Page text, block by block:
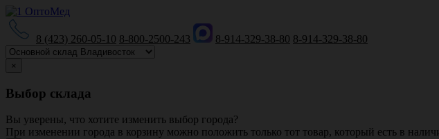
8 (423) 260-05-10 8-800-2500-243 8-914-329-38-80 8-914-329-38-80
×
Выбор склада
Вы уверены, что хотите изменить выбор города?
При изменении города в корзину можно положить только тот товар, который есть в